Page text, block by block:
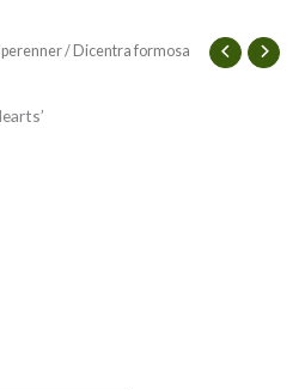
/ Dicentra formosa